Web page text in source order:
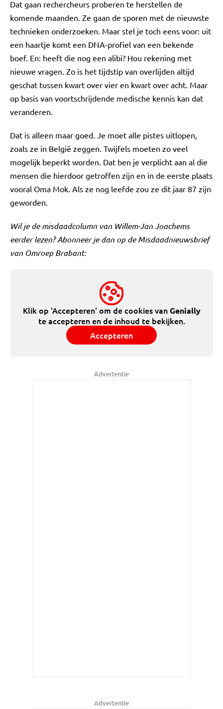
Dat gaan rechercheurs proberen te herstellen de
komende maanden. Ze gaan de sporen met de nieuwste
technieken onderzoeken. Maar stel je toch eens voor: uit
een haartje komt een DNA-profiel van een bekende
boef. En: heeft die nog een alibi? Hou rekening met
nieuwe vragen. Zo is het tijdstip van overlijden altijd
geschat tussen kwart over vier en kwart over acht. Maar
op basis van voortschrijdende medische kennis kan dat
veranderen.
Dat is alleen maar goed. Je moet alle pistes uitlopen,
zoals ze in België zeggen. Twijfels moeten zo veel
mogelijk beperkt worden. Dat ben je verplicht aan al die
mensen die hierdoor getroffen zijn en in de eerste plaats
vooral Oma Mok. Als ze nog leefde zou ze dit jaar 87 zijn
geworden.
Wil je de misdaadcolumn van Willem-Jan Joachems
eerder lezen? Abonneer je dan op de Misdaadnieuwsbrief
van Omroep Brabant:
Klik op 'Accepteren' om de cookies vanGenially
te accepteren en de inhoud te bekijken.
Accepteren
Advertentie
Advertentie